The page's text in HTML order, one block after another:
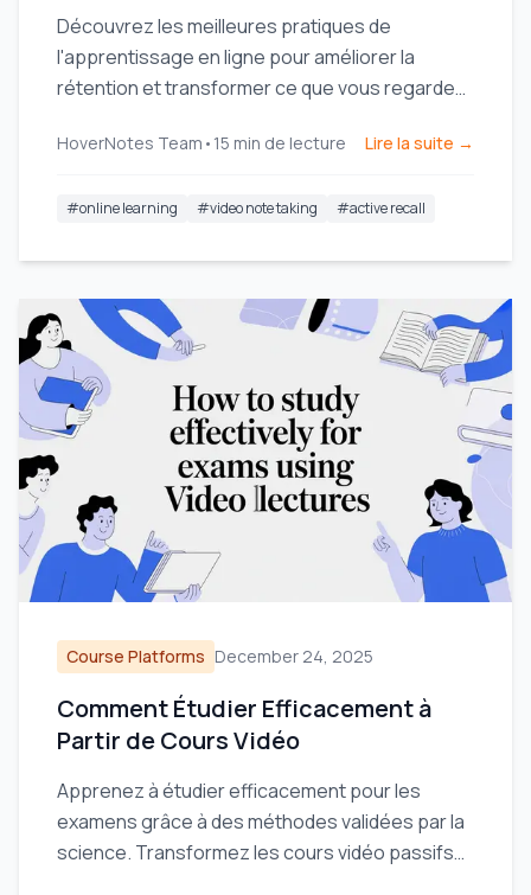
Découvrez les meilleures pratiques de
l'apprentissage en ligne pour améliorer la
rétention et transformer ce que vous regardez
conseils pratiques pour Udemy, Coursera et
HoverNotes Team • 15 min de lecture Lire la suite →
#online learning #video note taking #active recall
Course Platforms December 24, 2025
Comment Étudier Efficacement à
Partir de Cours Vidéo
Apprenez à étudier efficacement pour les
examens grâce à des méthodes validées par la
science. Transformez les cours vidéo passifs